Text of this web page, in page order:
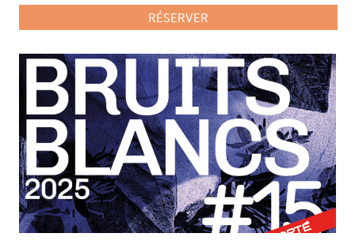
RÉSERVER